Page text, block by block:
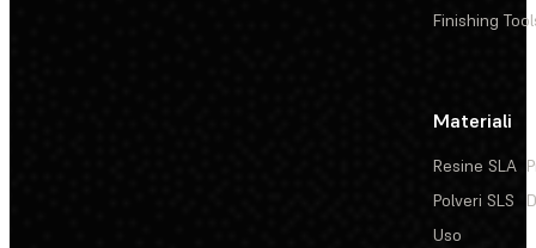
Finishing
Materiali
Resine SLA
Polveri SLS
Uso